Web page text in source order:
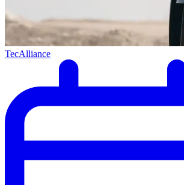
TecAlliance